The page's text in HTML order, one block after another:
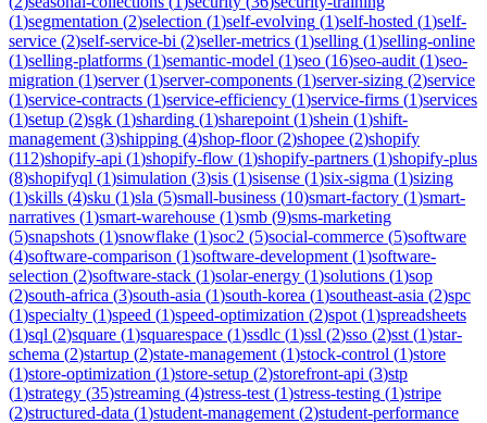
(1)segmentation (2)selection (1)self-evolving (1)self-hosted (1)self-
service (2)self-service-bi (2)seller-metrics (1)selling (1)selling-online
(1)selling-platforms (1)semantic-model (1)seo (16)seo-audit (1)seo-
migration (1)server(1)server-components (1)server-sizing (2)service
(1)service-contracts (1)service-efficiency (1)service-firms (1)services
(1)setup (2)sgk (1)sharding (1)sharepoint (1)shein (1)shift-
management (3)shipping (4)shop-floor(2)shopee (2)shopify
(112)shopify-api (1)shopify-flow (1)shopify-partners (1)shopify-plus
(8)shopifyql (1)simulation (3)sis (1)sisense (1)six-sigma (1)sizing
(1)skills (4)sku (1)sla (5)small-business (10)smart-factory (1)smart-
narratives (1)smart-warehouse (1)smb (9)sms-marketing
(5)snapshots (1)snowflake (1)soc2 (5)social-commerce (5)software
(4)software-comparison (1)software-development (1)software-
selection (2)software-stack (1)solar-energy (1)solutions (1)sop
(2)south-africa (3)south-asia (1)south-korea (1)southeast-asia (2)spc
(1)specialty (1)speed (1)speed-optimization (2)spot (1)spreadsheets
(1)sql (2)square (1)squarespace (1)ssdlc (1)ssl (2)sso (2)sst (1)star-
schema (2)startup (2)state-management (1)stock-control (1)store
(1)store-optimization (1)store-setup (2)storefront-api (3)stp
(1)strategy (35)streaming (4)stress-test (1)stress-testing (1)stripe
(2)structured-data (1)student-management (2)student-performance